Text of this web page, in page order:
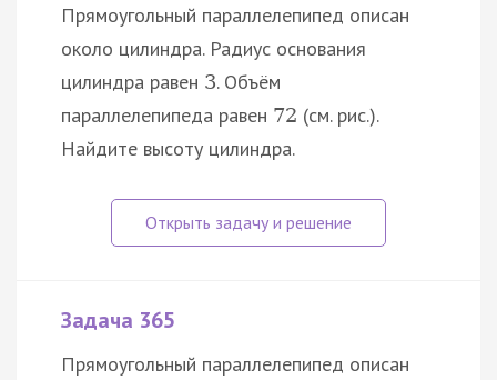
Прямоугольный параллелепипед описан
около цилиндра. Радиус основания
цилиндра равен 3. Объём
параллелепипеда равен 72 (см. рис.).
Найдите высоту цилиндра.
Задача 365
Прямоугольный параллелепипед описан